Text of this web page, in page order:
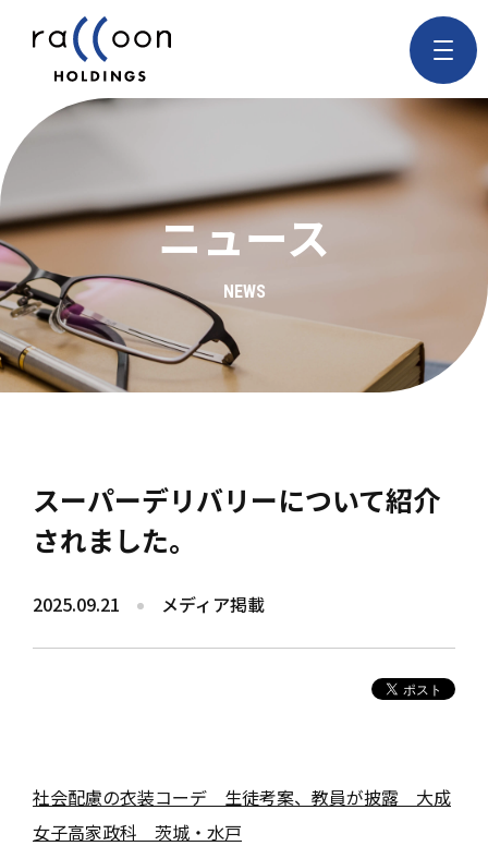
ニュース
NEWS
スーパーデリバリーについて紹介
されました。
2025.09.21 メディア掲載
社会配慮の衣装コーデ 生徒考案、教員が披露 大成
女子高家政科 茨城・水戸